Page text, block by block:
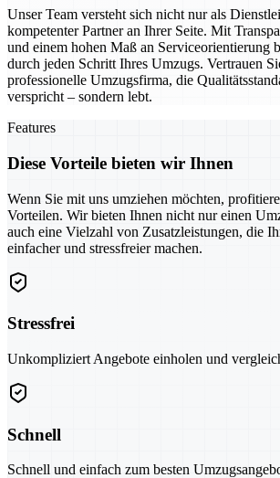
Unser Team versteht sich nicht nur als
kompetenter Partner an Ihrer Seite. Mit
und einem hohen Maß an Serviceorientierung
durch jeden Schritt Ihres Umzugs. Vertrauen
professionelle Umzugsfirma, die
verspricht – sondern lebt.
Features
Diese Vorteile bieten wir Ihnen
Wenn Sie mit uns umziehen möchten,
Vorteilen. Wir bieten Ihnen nicht nur einen
auch eine Vielzahl von Zusatzleistungen, die
einfacher und stressfreier machen.
Stressfrei
Unkompliziert Angebote einholen und
Schnell
Schnell und einfach zum besten